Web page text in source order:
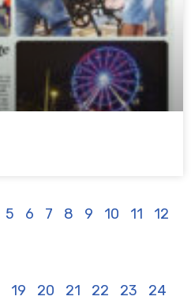
5 6 7 8 9 10 11 12
19 20 21 22 23 24